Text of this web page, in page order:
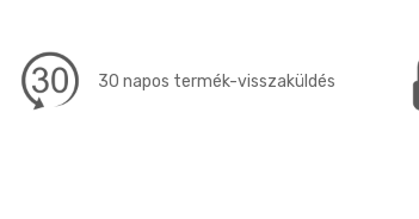
30 napos termék-visszaküldés